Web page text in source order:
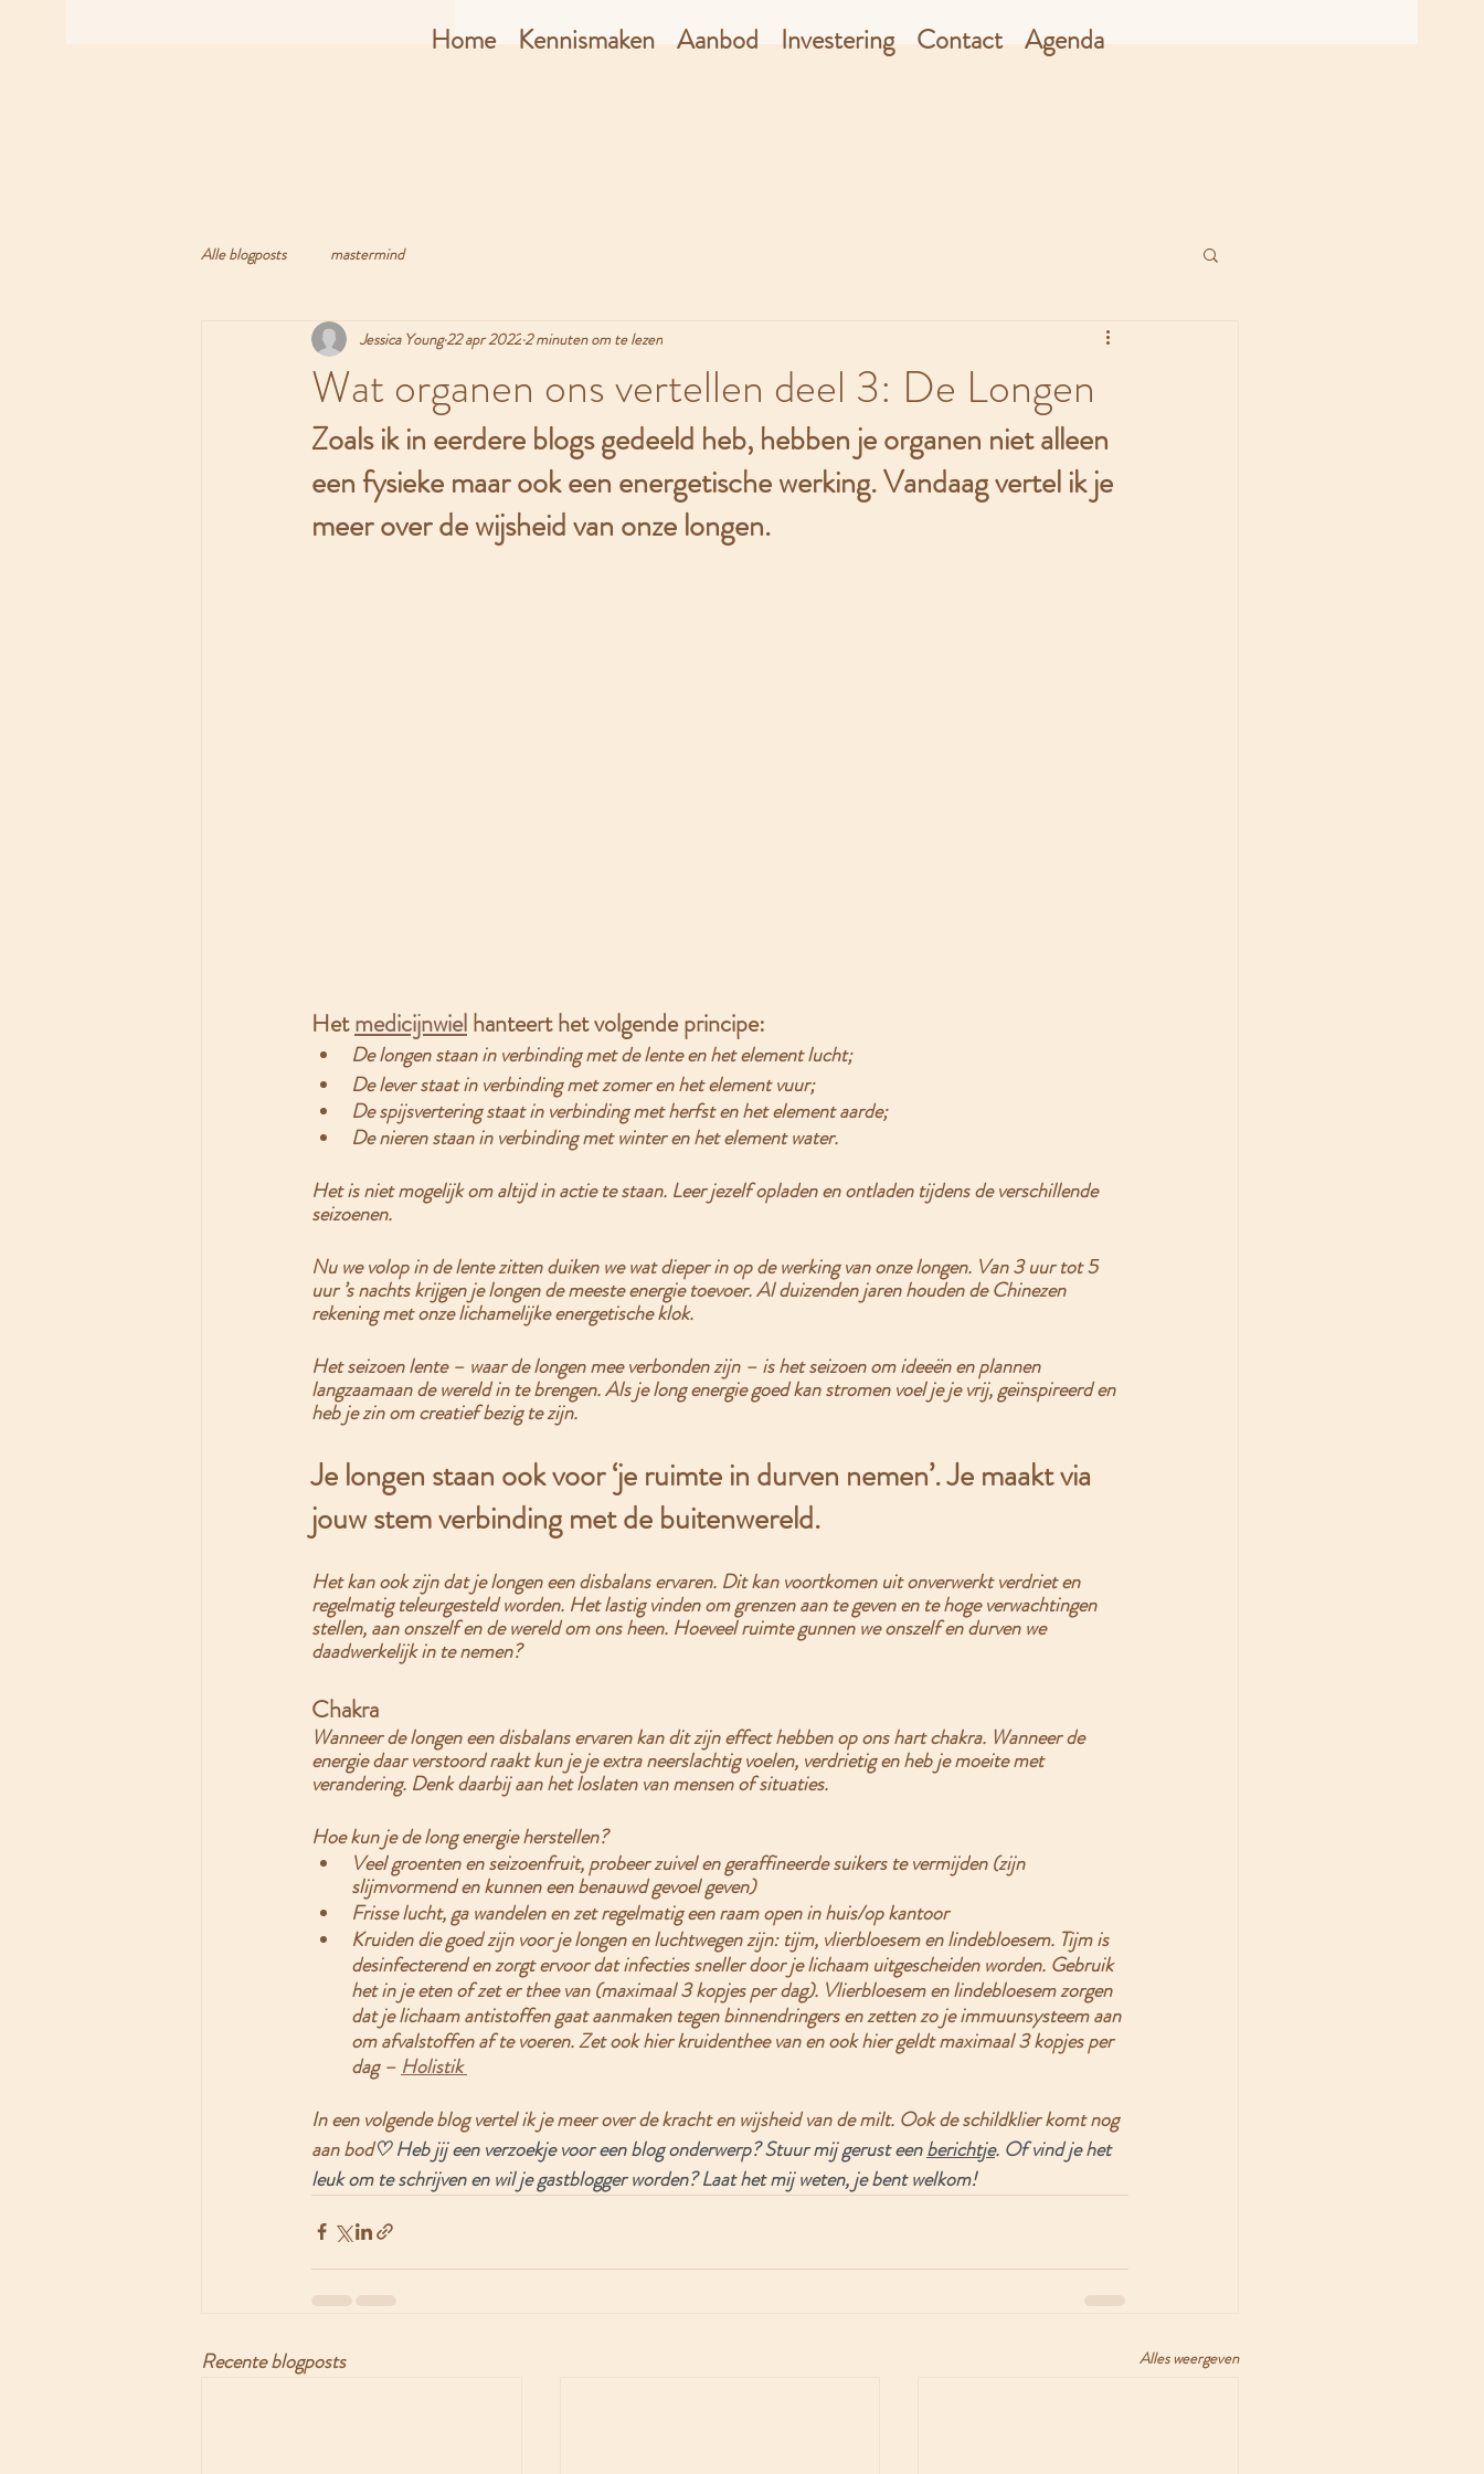
Home Kennismaken Aanbod Investering Contact Agenda
Alle blogposts mastermind
Wat organen ons vertellen deel 3: De Longen
Jessica Young22 apr 20222 minuten om te lezen
Zoals ik in eerdere blogs gedeeld heb, hebben je organen niet alleen
een fysieke maar ook een energetische werking. Vandaag vertel ik je
meer over de wijsheid van onze longen.
Het medicijnwiel hanteert het volgende principe:
De longen staan in verbinding met de lente en het element lucht;
De lever staat in verbinding met zomer en het element vuur;
De spijsvertering staat in verbinding met herfst en het element aarde;
De nieren staan in verbinding met winter en het element water.
Het is niet mogelijk om altijd in actie te staan. Leer jezelf opladen en ontladen tijdens de verschillende
seizoenen.
Nu we volop in de lente zitten duiken we wat dieper in op de werking van onze longen. Van 3 uur tot 5
uur ’s nachts krijgen je longen de meeste energie toevoer. Al duizenden jaren houden de Chinezen
rekening met onze lichamelijke energetische klok.
Het seizoen lente – waar de longen mee verbonden zijn – is het seizoen om ideeën en plannen
langzaamaan de wereld in te brengen. Als je long energie goed kan stromen voel je je vrij, geïnspireerd en
heb je zin om creatief bezig te zijn.
Je longen staan ook voor ‘je ruimte in durven nemen’. Je maakt via
jouw stem verbinding met de buitenwereld.
Het kan ook zijn dat je longen een disbalans ervaren. Dit kan voortkomen uit onverwerkt verdriet en
regelmatig teleurgesteld worden. Het lastig vinden om grenzen aan te geven en te hoge verwachtingen
stellen, aan onszelf en de wereld om ons heen. Hoeveel ruimte gunnen we onszelf en durven we
daadwerkelijk in te nemen?
Chakra
Wanneer de longen een disbalans ervaren kan dit zijn effect hebben op ons hart chakra. Wanneer de
energie daar verstoord raakt kun je je extra neerslachtig voelen, verdrietig en heb je moeite met
verandering. Denk daarbij aan het loslaten van mensen of situaties.
Hoe kun je de long energie herstellen?
Veel groenten en seizoenfruit, probeer zuivel en geraffineerde suikers te vermijden (zijn
slijmvormend en kunnen een benauwd gevoel geven)
Frisse lucht, ga wandelen en zet regelmatig een raam open in huis/op kantoor
Kruiden die goed zijn voor je longen en luchtwegen zijn: tijm, vlierbloesem en lindebloesem. Tijm is
desinfecterend en zorgt ervoor dat infecties sneller door je lichaam uitgescheiden worden. Gebruik
het in je eten of zet er thee van (maximaal 3 kopjes per dag). Vlierbloesem en lindebloesem zorgen
dat je lichaam antistoffen gaat aanmaken tegen binnendringers en zetten zo je immuunsysteem aan
om afvalstoffen af te voeren. Zet ook hier kruidenthee van en ook hier geldt maximaal 3 kopjes per
dag – Holistik
In een volgende blog vertel ik je meer over de kracht en wijsheid van de milt. Ook de schildklier komt nog
aan bod♡ Heb jij een verzoekje voor een blog onderwerp? Stuur mij gerust een berichtje. Of vind je het
leuk om te schrijven en wil je gastblogger worden? Laat het mij weten, je bent welkom!
Recente blogposts Alles weergeven